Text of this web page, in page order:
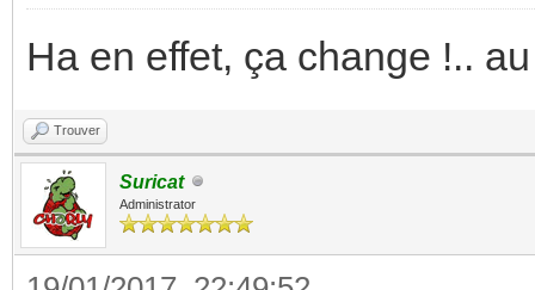
Ha en effet, ça change !..
Trouver
Suricat
Administrator